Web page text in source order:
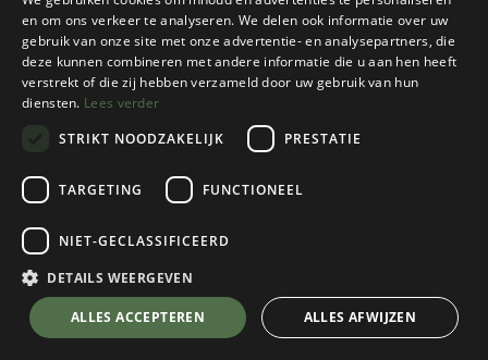
Hestra
Wakayama - 5 finger
Navy/Brown
Kies een maat💬 Stel je vraag over dit product via WhatsApp
en om ons verkeer te analyseren. We delen ook informatie over uw
gebruik van onze site met onze advertentie- en analysepartners, die
deze kunnen combineren met andere informatie die u aan hen heeft
verstrekt of die zij hebben verzameld door uw gebruik van hun
diensten. Lees verder
STRIKT NOODZAKELIJK
PRESTATIE
TARGETING FUNCTIONEEL
NIET-GECLASSIFICEERD
DETAILS WEERGEVEN
ALLES ACCEPTEREN ALLES AFWIJZEN